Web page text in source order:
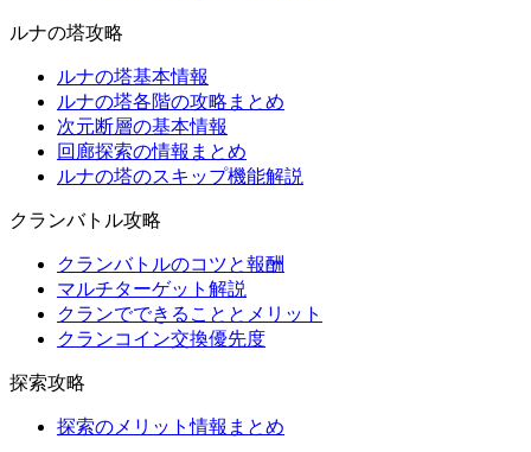
ルナの塔攻略
ルナの塔基本情報
ルナの塔各階の攻略まとめ
次元断層の基本情報
回廊探索の情報まとめ
ルナの塔のスキップ機能解説
クランバトル攻略
クランバトルのコツと報酬
マルチターゲット解説
クランでできることとメリット
クランコイン交換優先度
探索攻略
探索のメリット情報まとめ